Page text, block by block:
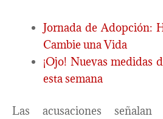
Jornada de Adopción:
Cambie una Vida
¡Ojo! Nuevas medidas
esta semana
Las acusaciones